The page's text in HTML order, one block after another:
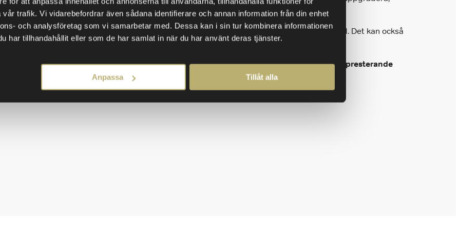
trafik. Vi vidarebefordrar även sådana identifierare och annan information från din enhet
och analysföretag som vi samarbetar med. Dessa kan i sin tur kombinera informationen
har tillhandahållit eller som de har samlat in när du har använt deras tjänster.
Anpassa Tillåt alla
ert erbjudande och samarbeta med dem. Det hjälper er att nå en större marknad. Det kan också
säljledare för att kunna växa på rätt sätt. Closers är specialiserade på att rekrytera högpresterande